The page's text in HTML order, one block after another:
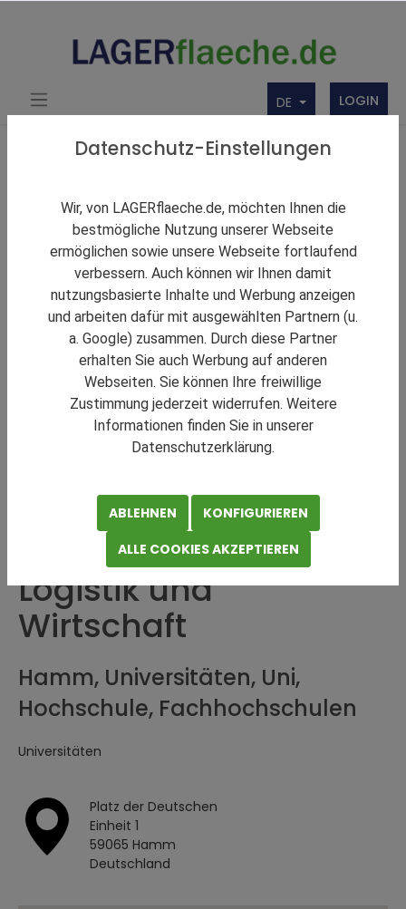
DE LOGIN
Firmenbörse
Basic
Teilen
Hochschule für
Logistik und
Wirtschaft
Hamm, Universitäten, Uni,
Hochschule, Fachhochschulen
Universitäten
Platz der Deutschen
Einheit 1
59065 Hamm
Deutschland
Datenschutz-Einstellungen
Wir, von LAGERflaeche.de, möchten Ihnen die
bestmögliche Nutzung unserer Webseite
ermöglichen sowie unsere Webseite fortlaufend
verbessern. Auch können wir Ihnen damit
nutzungsbasierte Inhalte und Werbung anzeigen
und arbeiten dafür mit ausgewählten Partnern (u.
a. Google) zusammen. Durch diese Partner
erhalten Sie auch Werbung auf anderen
Webseiten. Sie können Ihre freiwillige
Zustimmung jederzeit widerrufen. Weitere
Informationen finden Sie in unserer
Datenschutzerklärung.
ABLEHNEN
KONFIGURIEREN
ALLE COOKIES AKZEPTIEREN